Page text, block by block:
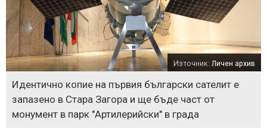
Източник: Личен архив
Идентично копие на първия български сателит е
запазено в Стара Загора и ще бъде част от
монумент в парк "Артилерийски" в града